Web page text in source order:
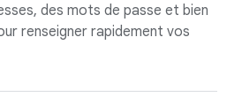
des mots de passe et bien
renseigner rapidement vos